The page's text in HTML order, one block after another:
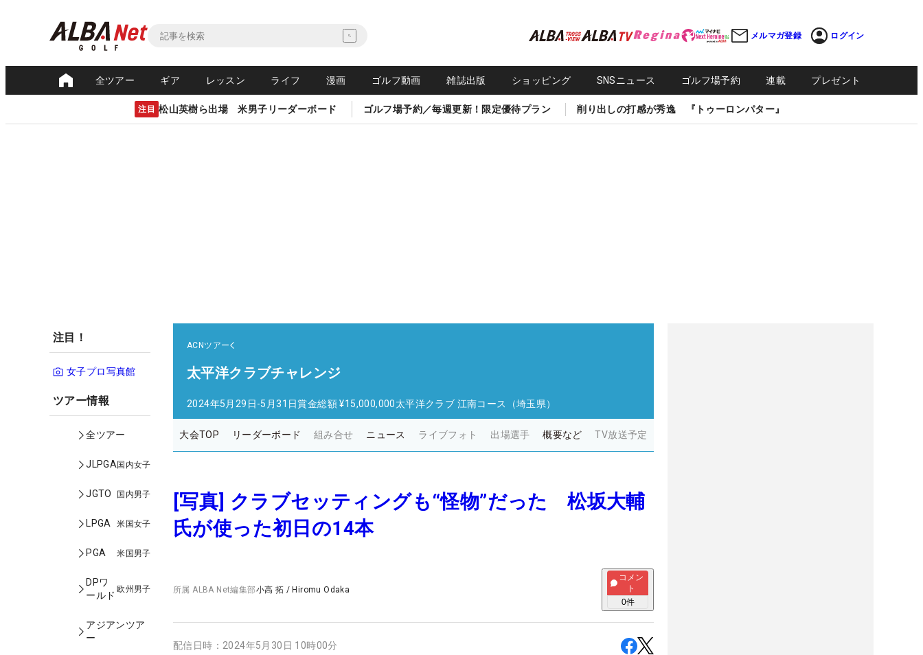
メルマガ登録 ログイン
全ツアー ギア レッスン ライフ 漫画 ゴルフ動画 雑誌出版 ショッピング SNSニュース ゴルフ場予約 連載 プレゼント
注目 松山英樹ら出場 米男子リーダーボード ゴルフ場予約／毎週更新！限定優待プラン 削り出しの打感が秀逸 『トゥーロンパター』
注目！
女子プロ写真館
ツアー情報
全ツアー
JLPGA国内女子
JGTO 国内男子
LPGA 米国女子
PGA 米国男子
DPワ
ールド
欧州男子
アジアンツア
ー
ACNツアー
太平洋クラブチャレンジ
2024年5月29日-5月31日賞金総額 ¥15,000,000太平洋クラブ 江南コース（埼玉県）
大会TOP リーダーボード 組み合せ ニュース ライブフォト 出場選手 概要など TV放送予定
[写真] クラブセッティングも“怪物”だった 松坂大輔
氏が使った初日の14本
所属ALBA Net編集部小高 拓 / Hiromu Odaka
コメン
ト
0件
配信日時： 2024年5月30日 10時00分